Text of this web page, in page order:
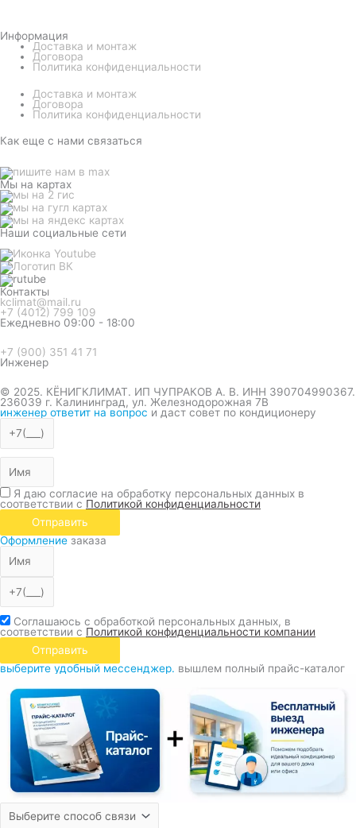
Информация
Доставка и монтаж
Договора
Политика конфиденциальности
Доставка и монтаж
Договора
Политика конфиденциальности
Как еще с нами связаться
Мы на картах
Наши социальные сети
Контакты
kclimat@mail.ru
+7 (4012) 799 109
Ежедневно 09:00 - 18:00
+7 (900) 351 41 71
Инженер
© 2025. КЁНИГКЛИМАТ. ИП ЧУПРАКОВ А. В. ИНН 390704990367.
236039 г. Калининград, ул. Железнодорожная 7В
инженер ответит на вопрос и даст совет по кондиционеру
Я даю согласие на обработку персональных данных в
соответствии с Политикой конфиденциальности
Отправить
Оформление заказа
Соглашаюсь с обработкой персональных данных, в
соответствии с Политикой конфиденциальности компании
Отправить
выберите удобный мессенджер. вышлем полный прайс-каталог